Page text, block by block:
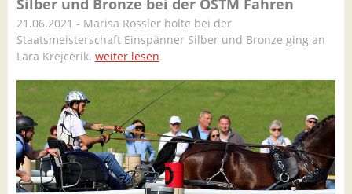
Silber und Bronze bei der ÖSTM Fahren
21.06.2021 - Marisa Rössler holte bei der
Staatsmeisterschaft Einspänner Silber und Bronze ging an
Lara Krejcerik. weiter lesen